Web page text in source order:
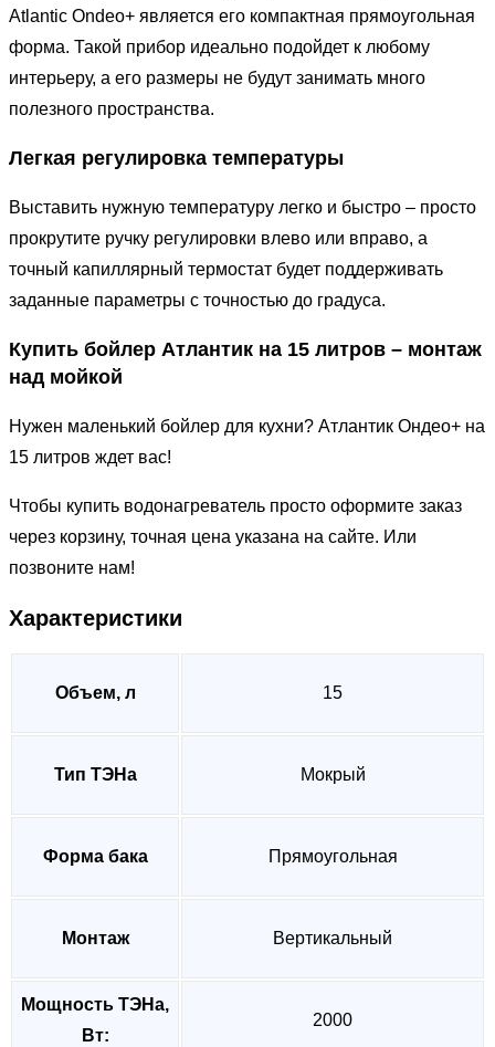
Atlantic Ondeo+ является его компактная прямоугольная
форма. Такой прибор идеально подойдет к любому
интерьеру, а его размеры не будут занимать много
полезного пространства.
Легкая регулировка температуры
Выставить нужную температуру легко и быстро – просто
прокрутите ручку регулировки влево или вправо, а
точный капиллярный термостат будет поддерживать
заданные параметры с точностью до градуса.
Купить бойлер Атлантик на 15 литров – монтаж
над мойкой
Нужен маленький бойлер для кухни? Атлантик Ондео+ на
15 литров ждет вас!
Чтобы купить водонагреватель просто оформите заказ
через корзину, точная цена указана на сайте. Или
позвоните нам!
Характеристики
Объем, л 15
Тип ТЭНа Мокрый
Форма бака Прямоугольная
Монтаж Вертикальный
Мощность ТЭНа,
Вт:
2000